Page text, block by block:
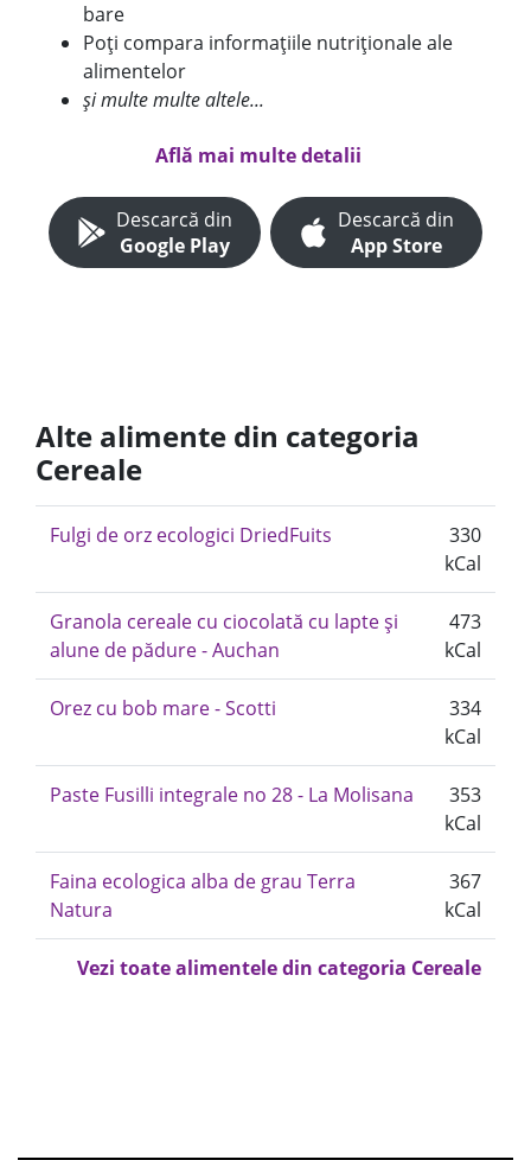
bare
Poți compara informațiile nutriționale ale
alimentelor
și multe multe altele...
Află mai multe detalii
Descarcă din
Google Play
Descarcă din
App Store
Alte alimente din categoria
Cereale
Fulgi de orz ecologici DriedFuits
330
kCal
Granola cereale cu ciocolată cu lapte și
alune de pădure - Auchan
473
kCal
Orez cu bob mare - Scotti
334
kCal
Paste Fusilli integrale no 28 - La Molisana
353
kCal
Faina ecologica alba de grau Terra
Natura
367
kCal
Vezi toate alimentele din categoria Cereale